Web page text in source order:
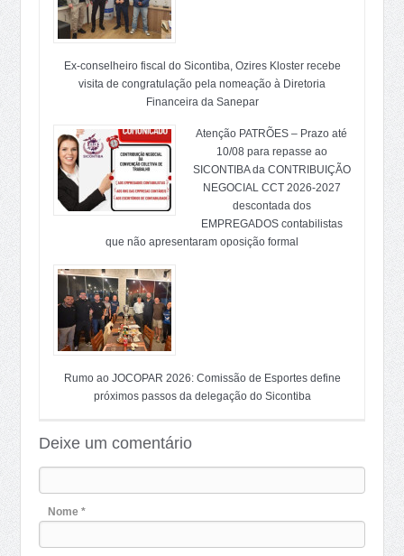
Ex-conselheiro fiscal do Sicontiba, Ozires Kloster recebe
visita de congratulação pela nomeação à Diretoria
Financeira da Sanepar
Atenção PATRÕES – Prazo até
10/08 para repasse ao
SICONTIBA da CONTRIBUIÇÃO
NEGOCIAL CCT 2026-2027
descontada dos
EMPREGADOS contabilistas
que não apresentaram oposição formal
Rumo ao JOCOPAR 2026: Comissão de Esportes define
próximos passos da delegação do Sicontiba
Deixe um comentário
Nome *